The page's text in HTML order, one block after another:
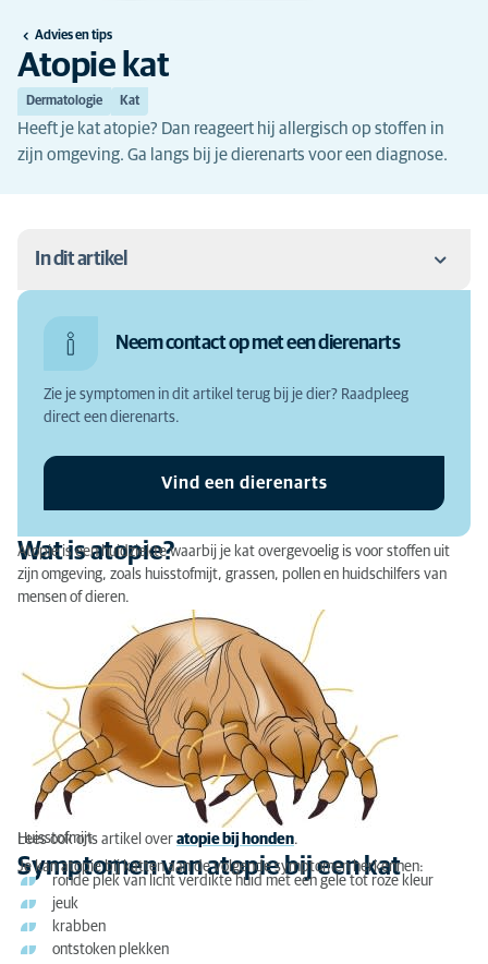
Advies en tips
Atopie kat
Dermatologie Kat
Heeft je kat atopie? Dan reageert hij allergisch op stoffen in
zijn omgeving. Ga langs bij je dierenarts voor een diagnose.
In dit artikel
Oorzaak van atopie bij een kat
Atopie bij een kat: behandeling
Neem contact op met een dierenarts
Zie je symptomen in dit artikel terug bij je dier? Raadpleeg
direct een dierenarts.
Vind een dierenarts
Wat is atopie?
Atopie is een huidziekte waarbij je kat overgevoelig is voor stoffen uit
zijn omgeving, zoals huisstofmijt, grassen, pollen en huidschilfers van
mensen of dieren.
Huisstofmijt
Lees ook ons artikel over atopie bij honden.
Symptomen van atopie bij een kat
Je kan atopie bij katten aan de volgende symptomen herkennen:
ronde plek van licht verdikte huid met een gele tot roze kleur
jeuk
krabben
ontstoken plekken